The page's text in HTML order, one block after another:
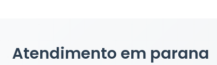
Atendimento em parana